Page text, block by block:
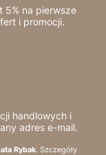
5% na pierwsze
i promocji.
handlowych i
adres e-mail.
Rybak. Szczegóły